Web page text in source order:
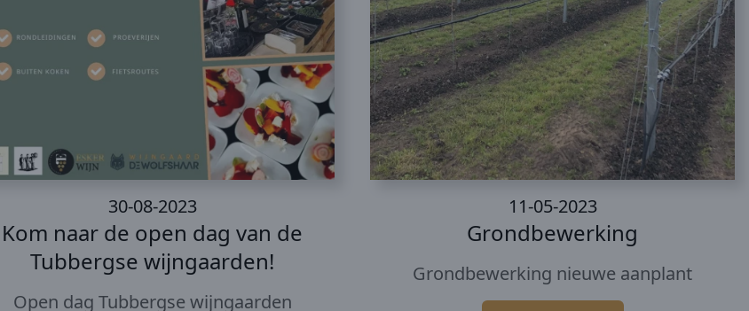
30-08-2023
Kom naar de open dag van de
Tubbergse wijngaarden!
Open dag Tubbergse wijngaarden
11-05-2023
Grondbewerking
Grondbewerking nieuwe aanplant